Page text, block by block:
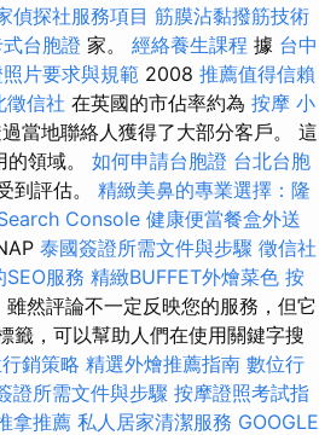
偵探社服務項目 筋膜沾黏撥筋技術
台胞證 家。 經絡養生課程 據 台中
片要求與規範 2008 推薦值得信賴
徵信社 在英國的市佔率約為 按摩 小
當地聯絡人獲得了大部分客戶。 這
領域。 如何申請台胞證 台北台胞
到評估。 精緻美鼻的專業選擇：隆
Console 健康便當餐盒外送
泰國簽證所需文件與步驟 徵信社
SEO服務 精緻BUFFET外燴菜色 按
然評論不一定反映您的服務，但它
籤，可以幫助人們在使用關鍵字搜
銷策略 精選外燴推薦指南 數位行
證所需文件與步驟 按摩證照考試指
拿推薦 私人居家清潔服務 GOOGLE